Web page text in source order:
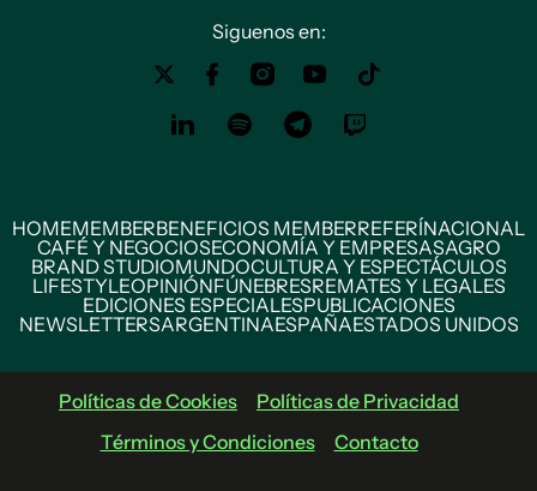
Siguenos en:
HOMEMEMBERBENEFICIOS MEMBERREFERÍNACIONAL
CAFÉ Y NEGOCIOSECONOMÍA Y EMPRESASAGRO
BRAND STUDIOMUNDOCULTURA Y ESPECTÁCULOS
LIFESTYLEOPINIÓNFÚNEBRESREMATES Y LEGALES
EDICIONES ESPECIALESPUBLICACIONES
NEWSLETTERSARGENTINAESPAÑAESTADOS UNIDOS
Políticas de Cookies
Políticas de Privacidad
Términos y Condiciones
Contacto